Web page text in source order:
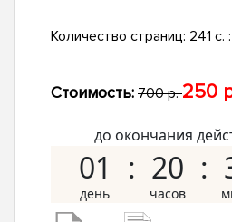
Количество страниц: 241 с.
Стоимость: 700 р.250
до окончания
01 20